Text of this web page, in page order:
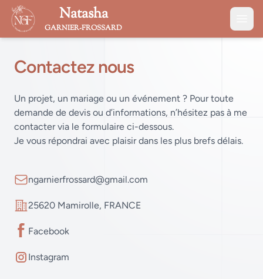
Natasha
GARNIER-FROSSARD
Contactez nous
Un projet, un mariage ou un événement ? Pour toute
demande de devis ou d’informations, n’hésitez pas à me
contacter via le formulaire ci-dessous.
Je vous répondrai avec plaisir dans les plus brefs délais.
Emailngarnierfrossard@gmail.com
Address
25620 Mamirolle, FRANCE
Facebook
Instagram